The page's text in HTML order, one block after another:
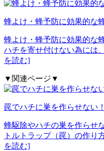
蜂よけ・蜂予防に効果的な
蜂よけ・蜂予防に効果的な
ハチを寄せ付けない為には
を読む]
▼関連ページ▼
罠でハチに巣を作らせない
蜂駆除やハチの巣を作らせ
トルトラップ（罠）の作り
を読む]